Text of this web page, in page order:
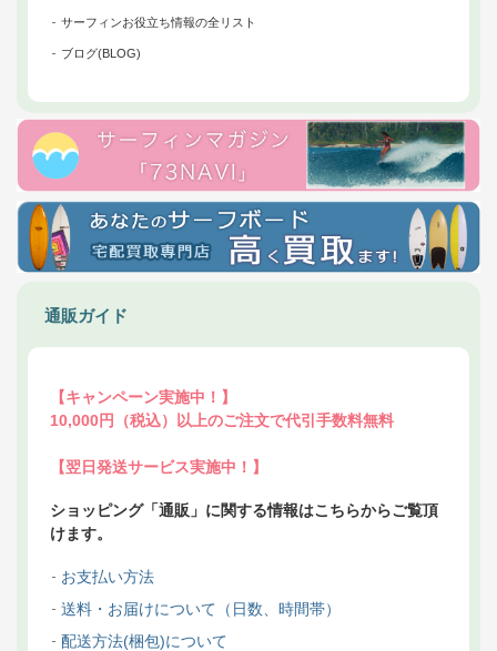
サーフィンお役立ち情報の全リスト
ブログ(BLOG)
通販ガイド
【キャンペーン実施中！】
10,000円（税込）以上のご注文で代引手数料無料
【翌日発送サービス実施中！】
ショッピング「通販」に関する情報はこちらからご覧頂
けます。
お支払い方法
送料・お届けについて（日数、時間帯）
配送方法(梱包)について